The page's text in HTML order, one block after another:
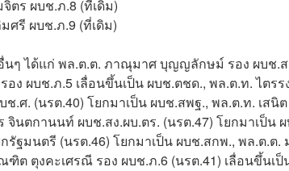
ตร ผบช.ภ.8 (ที่เดิม)
ศรี ผบช.ภ.9 (ที่เดิม)
ๆ ได้แก่ พล.ต.ต. ภาณุมาศ บุญญลักษม์ รอง ผบช.ส
ง ผบช.ภ.5 เลื่อนขึ้นเป็น ผบช.ตชด., พล.ต.ท. ไตร
.ศ. (นรต.40) โยกมาเป็น ผบช.สพฐ., พล.ต.ท. เสนิ
จินตกานนท์ ผบช.สง.ผบ.ตร. (นรต.47) โยกมาเป็น
รัฐมนตรี (นรต.46) โยกมาเป็น ผบช.สกพ., พล.ต.ต
ต ตุงคะเศรณี รอง ผบช.ภ.6 (นรต.41) เลื่อนขึ้นเป็